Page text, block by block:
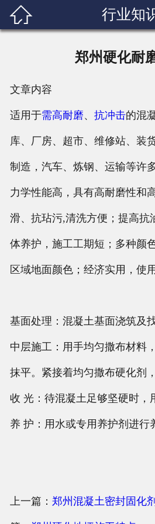
 行业知
郑州硬化耐
文章内容
适用于需高耐磨、 抗冲击的混
库、厂房、超市、维修站、装
制造，汽车、炼钢、运输等许
力学性能高，具有高耐磨性和
滑、抗玷污,清洗方便；提高抗
体养护，施工工期短；多种颜
区域地面颜色；经济实用，使
基面处理：混凝土基面浇筑及找
中层施工：用手均匀撒布材料
抹平。紧接着均匀撒布硬化剂
收 光：待混凝土足够坚硬时，
养 护：用水或专用养护剂进行
上一篇： 郑州混凝土密封固化